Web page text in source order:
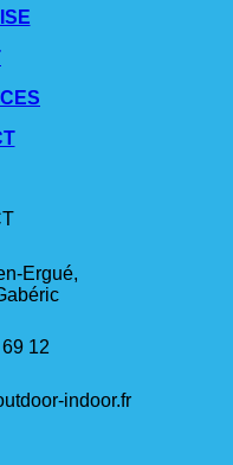
Ergué,
12
indoor.fr